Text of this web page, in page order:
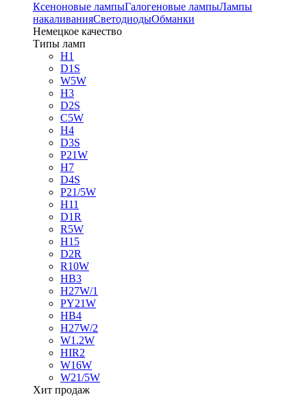
Ксеноновые лампыГалогеновые лампыЛампы
накаливанияСветодиодыОбманки
Немецкое качество
Типы ламп
H1
D1S
W5W
H3
D2S
C5W
H4
D3S
P21W
H7
D4S
P21/5W
H11
D1R
R5W
H15
D2R
R10W
HB3
H27W/1
PY21W
HB4
H27W/2
W1.2W
HIR2
W16W
W21/5W
Хит продаж